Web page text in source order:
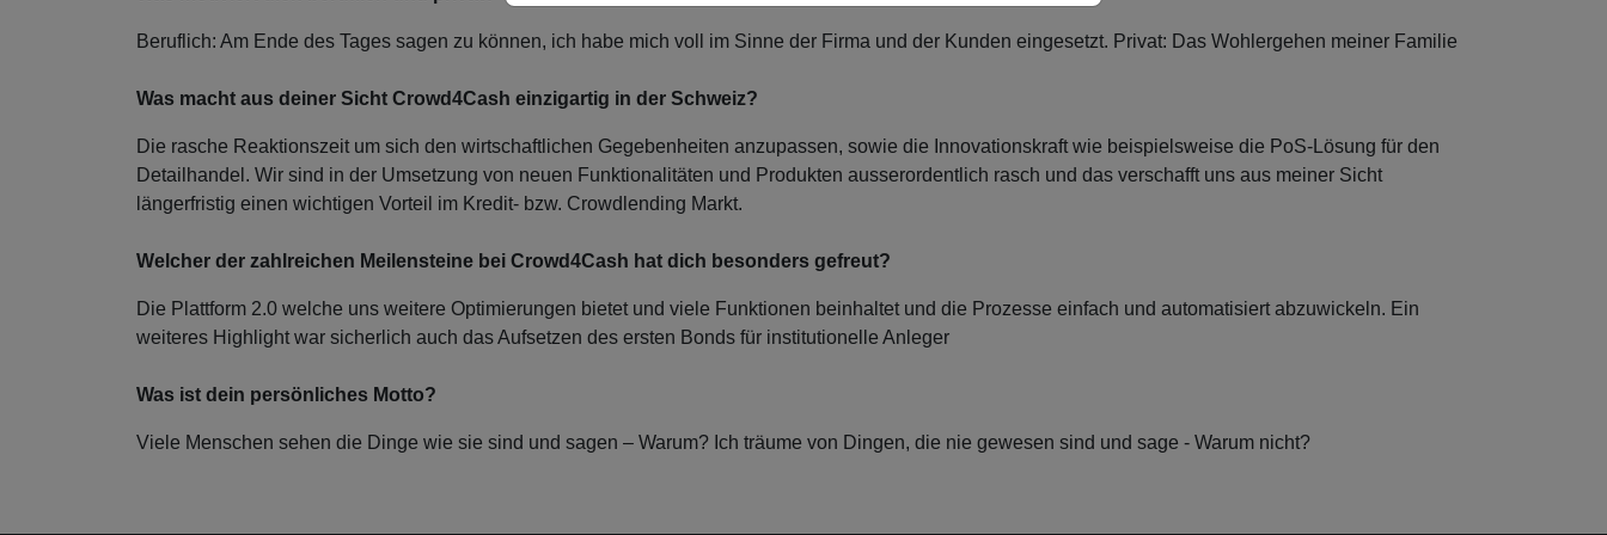
Beruflich: Am Ende des Tages sagen zu können, ich habe mich voll im Sinne der Firma und der Kunden eingesetzt. Privat: Das Wohlergehen meiner Familie
Was macht aus deiner Sicht Crowd4Cash einzigartig in der Schweiz?
Die rasche Reaktionszeit um sich den wirtschaftlichen Gegebenheiten anzupassen, sowie die Innovationskraft wie beispielsweise die PoS-Lösung für den
Detailhandel. Wir sind in der Umsetzung von neuen Funktionalitäten und Produkten ausserordentlich rasch und das verschafft uns aus meiner Sicht
längerfristig einen wichtigen Vorteil im Kredit- bzw. Crowdlending Markt.
Welcher der zahlreichen Meilensteine bei Crowd4Cash hat dich besonders gefreut?
Die Plattform 2.0 welche uns weitere Optimierungen bietet und viele Funktionen beinhaltet und die Prozesse einfach und automatisiert abzuwickeln. Ein
weiteres Highlight war sicherlich auch das Aufsetzen des ersten Bonds für institutionelle Anleger
Was ist dein persönliches Motto?
Viele Menschen sehen die Dinge wie sie sind und sagen – Warum? Ich träume von Dingen, die nie gewesen sind und sage - Warum nicht?